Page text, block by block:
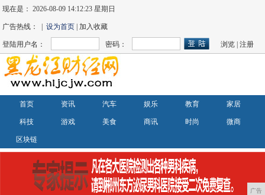
现在是：2026-08-09 14:12:23 星期日
广告热线： |设为首页 | 加入收藏
登陆用户名： 密码： 浏览 |注册
首页 资讯 汽车 娱乐 教育 家居
科技 游戏 美食 商讯 时尚 微商
区块链
广告